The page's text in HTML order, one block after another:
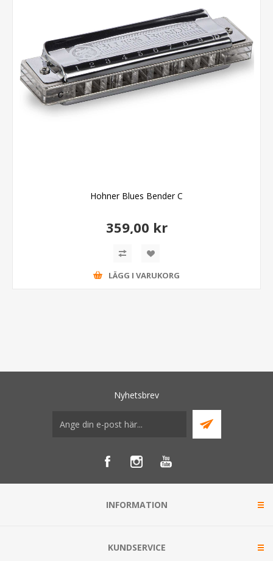
Hohner Blues Bender C
359,00 kr
LÄGG I VARUKORG
Nyhetsbrev
INFORMATION
KUNDSERVICE